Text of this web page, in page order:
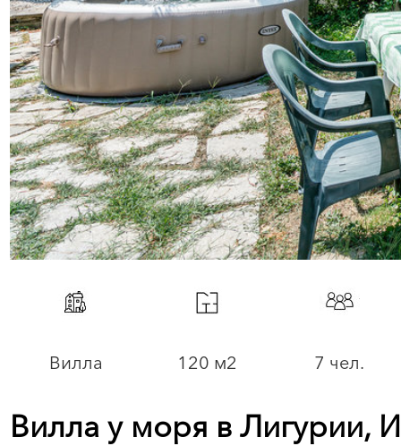
Вилла 120 м2 7 чел.
Вилла у моря в Лигурии,